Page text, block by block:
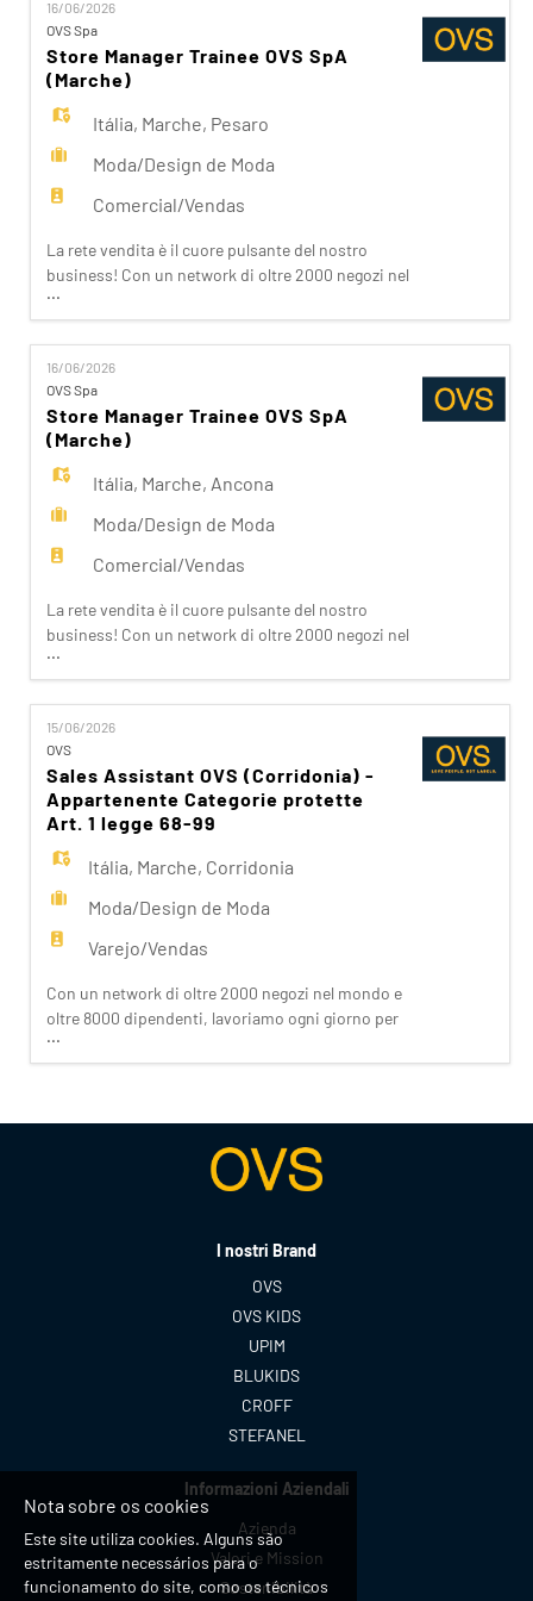
OVS, OVS Kids, UPIM, Blukids, Goldenpoint, Shaka,
Croff, Les Copains, Stefanel. Ogni giorno
prepariam
16/06/2026
OVS Spa
Store Manager Trainee OVS SpA
(Marche)
Itália, Marche, Pesaro
Moda/Design de Moda
Comercial/Vendas
La rete vendita è il cuore pulsante del nostro
business! Con un network di oltre 2000 negozi nel
mondo e una presenza capillare in Italia, siamo
vicini ai nostri clienti ispirandoli nei loro acquisti.
Da noi trovano accoglienza, cortesia, passione.
Se stai cercando un'opportunità che ti apra le
porte del Fashion Retail e che sappia soddisfare
...
16/06/2026
OVS Spa
Store Manager Trainee OVS SpA
(Marche)
Itália, Marche, Ancona
Moda/Design de Moda
Comercial/Vendas
La rete vendita è il cuore pulsante del nostro
business! Con un network di oltre 2000 negozi nel
mondo e una presenza capillare in Italia, siamo
vicini ai nostri clienti ispirandoli nei loro acquisti.
Da noi trovano accoglienza, cortesia, passione.
Se stai cercando un'opportunità che ti apra le
porte del Fashion Retail e che sappia soddisfare
...
15/06/2026
OVS
Sales Assistant OVS (Corridonia) -
Appartenente Categorie protette
Art. 1 legge 68-99
Itália, Marche, Corridonia
Moda/Design de Moda
Varejo/Vendas
Con un network di oltre 2000 negozi nel mondo e
oltre 8000 dipendenti, lavoriamo ogni giorno per
realizzare la nostra mission di rendere il bello
accessibile a tutti. Facciamo la differenza per i
Stefanel. Ogni giorno prepariamo il negozio e
...
I nostri Brand
OVS
OVS KIDS
UPIM
BLUKIDS
CROFF
STEFANEL
Informazioni Aziendali
Azienda
Valori e Mission
Sostenibilità
Nota sobre os cookies
Este site utiliza cookies. Alguns são
estritamente necessários para o
funcionamento do site, como os técnicos